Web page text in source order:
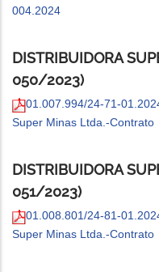
004.2024
DISTRIBUIDORA
050/2023)
01.007.994/24-71-
Super Minas Ltda.-Contrato
DISTRIBUIDORA
051/2023)
01.008.801/24-81-
Super Minas Ltda.-Contrato